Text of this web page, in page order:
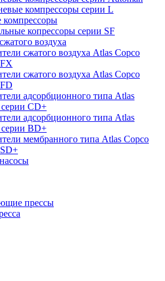
компрессоры серии L
копрессоры серии SF
воздуха
сжатого воздуха Atlas Copco
сжатого воздуха Atlas Copco
адсорбционного типа Atlas
серии СD+
адсорбционного типа Atlas
BD+
мембранного типа Atlas Copco
прессы